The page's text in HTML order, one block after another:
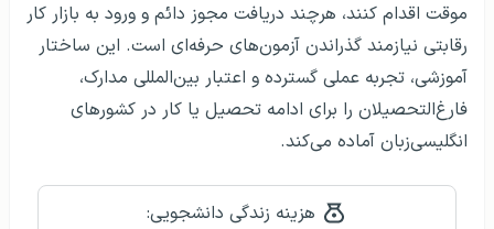
موقت اقدام کنند، هرچند دریافت مجوز دائم و ورود به بازار کار
رقابتی نیازمند گذراندن آزمون‌های حرفه‌ای است. این ساختار
آموزشی، تجربه عملی گسترده و اعتبار بین‌المللی مدارک،
فارغ‌التحصیلان را برای ادامه تحصیل یا کار در کشورهای
انگلیسی‌زبان آماده می‌کند.
هزینه زندگی دانشجویی: